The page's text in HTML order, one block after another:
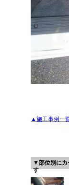
▲施工事例一
▼部位別にカ
す